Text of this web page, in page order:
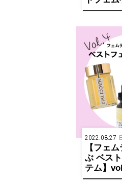
とめ
2022.08.27
【フェ
ぶ ベス
テム】
ア〜